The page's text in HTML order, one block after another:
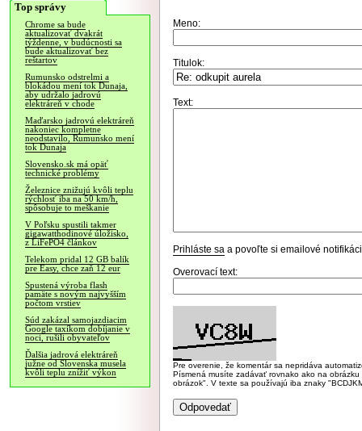
Top správy
Chrome sa bude
aktualizovať dvakrát
týždenne, v budúcnosti sa
bude aktualizovať bez
reštartov
Rumunsko odstrelmi a
blokádou mení tok Dunaja,
aby udržalo jadrovú
elektráreň v chode
Maďarsko jadrovú elektráreň
nakoniec kompletne
neodstavilo, Rumunsko mení
tok Dunaja
Slovensko.sk má opäť
technické problémy
Železnice znižujú kvôli teplu
rýchlosť iba na 50 km/h,
spôsobuje to meškanie
V Poľsku spustili takmer
gigawatthodinové úložisko,
z LiFePO4 článkov
Telekom pridal 12 GB balík
pre Easy, chce zaň 12 eur
Spustená výroba flash
pamäte s novým najvyšším
počtom vrstiev
Súd zakázal samojazdiacim
Google taxíkom dobíjanie v
noci, rušili obyvateľov
Ďalšia jadrová elektráreň
južne od Slovenska musela
kvôli teplu znížiť výkon
Meno:
Titulok:
Text:
Prihláste sa a povoľte si emailové
Overovací text:
Pre overenie, že komentár sa nepridáva
Písmená musíte zadávať rovnako ako na
obrázok". V texte sa používajú iba znaky